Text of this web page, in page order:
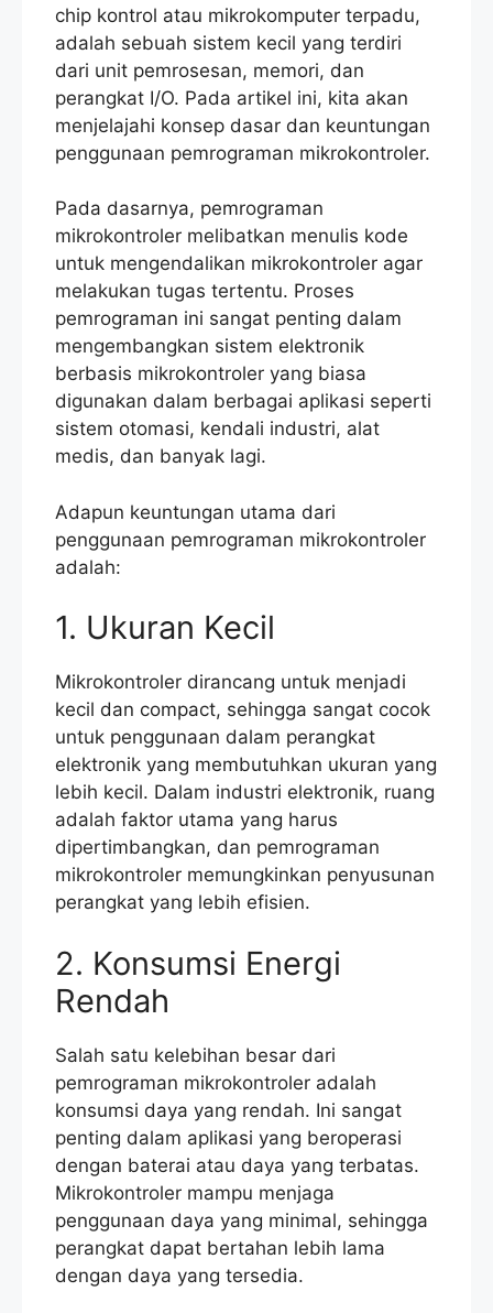
chip kontrol atau mikrokomputer terpadu,
adalah sebuah sistem kecil yang terdiri
dari unit pemrosesan, memori, dan
perangkat I/O. Pada artikel ini, kita akan
menjelajahi konsep dasar dan keuntungan
penggunaan pemrograman mikrokontroler.
Pada dasarnya, pemrograman
mikrokontroler melibatkan menulis kode
untuk mengendalikan mikrokontroler agar
melakukan tugas tertentu. Proses
pemrograman ini sangat penting dalam
mengembangkan sistem elektronik
berbasis mikrokontroler yang biasa
digunakan dalam berbagai aplikasi seperti
sistem otomasi, kendali industri, alat
medis, dan banyak lagi.
Adapun keuntungan utama dari
penggunaan pemrograman mikrokontroler
adalah:
1. Ukuran Kecil
Mikrokontroler dirancang untuk menjadi
kecil dan compact, sehingga sangat cocok
untuk penggunaan dalam perangkat
elektronik yang membutuhkan ukuran yang
lebih kecil. Dalam industri elektronik, ruang
adalah faktor utama yang harus
dipertimbangkan, dan pemrograman
mikrokontroler memungkinkan penyusunan
perangkat yang lebih efisien.
2. Konsumsi Energi
Rendah
Salah satu kelebihan besar dari
pemrograman mikrokontroler adalah
konsumsi daya yang rendah. Ini sangat
penting dalam aplikasi yang beroperasi
dengan baterai atau daya yang terbatas.
Mikrokontroler mampu menjaga
penggunaan daya yang minimal, sehingga
perangkat dapat bertahan lebih lama
dengan daya yang tersedia.